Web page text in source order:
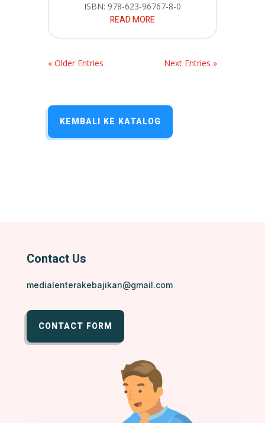
ISBN: 978-623-96767-8-0
READ MORE
« Older Entries Next Entries »
KEMBALI KE KATALOG
Contact Us
medialenterakebajikan@gmail.com
CONTACT FORM